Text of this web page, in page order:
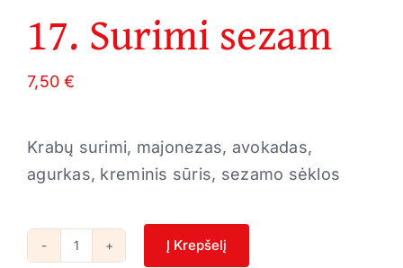
17. Surimi sezam
7,50€
Krabų surimi, majonezas, avokadas,
agurkas, kreminis sūris, sezamo sėklos
produkto
Į Krepšelį